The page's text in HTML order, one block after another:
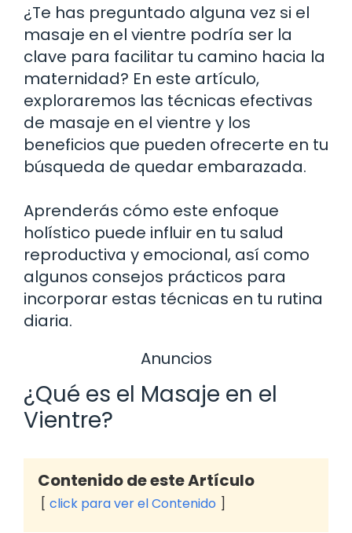
¿Te has preguntado alguna vez si el
masaje en el vientre podría ser la
clave para facilitar tu camino hacia la
maternidad? En este artículo,
exploraremos las técnicas efectivas
de masaje en el vientre y los
beneficios que pueden ofrecerte en tu
búsqueda de quedar embarazada.
Aprenderás cómo este enfoque
holístico puede influir en tu salud
reproductiva y emocional, así como
algunos consejos prácticos para
incorporar estas técnicas en tu rutina
diaria.
Anuncios
¿Qué es el Masaje en el
Vientre?
Contenido de este Artículo
click para ver el Contenido